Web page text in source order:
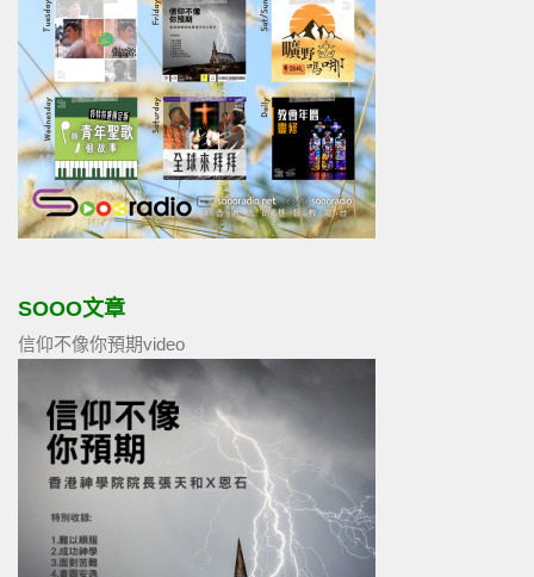
SOOO文章
信仰不像你預期video